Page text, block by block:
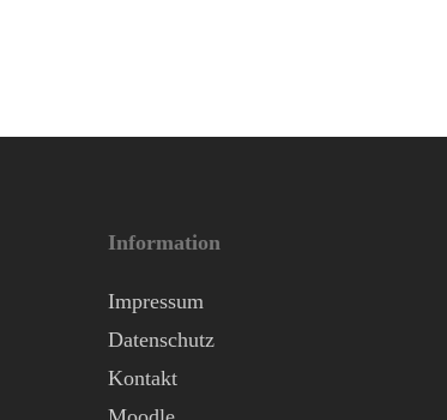
Information
Impressum
Datenschutz
Kontakt